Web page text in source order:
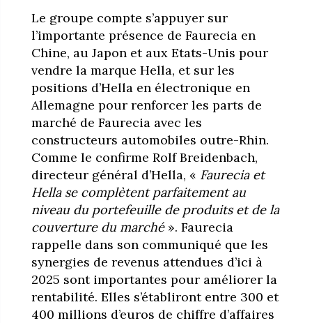
Le groupe compte s’appuyer sur
l’importante présence de Faurecia en
Chine, au Japon et aux Etats-Unis pour
vendre la marque Hella, et sur les
positions d’Hella en électronique en
Allemagne pour renforcer les parts de
marché de Faurecia avec les
constructeurs automobiles outre-Rhin.
Comme le confirme Rolf Breidenbach,
directeur général d’Hella, « Faurecia et
Hella se complètent parfaitement au
niveau du portefeuille de produits et de la
couverture du marché». Faurecia
rappelle dans son communiqué que les
synergies de revenus attendues d’ici à
2025 sont importantes pour améliorer la
rentabilité. Elles s’établiront entre 300 et
400 millions d’euros de chiffre d’affaires